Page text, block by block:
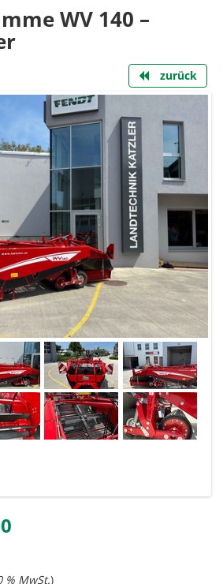
WV 140 –
zurück
% MwSt.)